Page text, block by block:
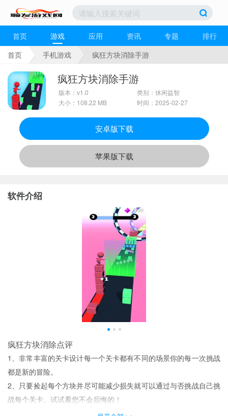
首页 游戏 应用 资讯 专题
排行
首页
手机游戏 疯狂方块消除手游
疯狂方块消除手游
版本：v1.0
大小：108.22 MB
类别：休闲益智
时间：2025-02-27
安卓版下载
苹果版下载
软件介绍
疯狂方块消除点评
1、非常丰富的关卡设计每一个关卡都有不同的场景你的每一次挑战
都是新的冒险。
2、只要捡起每个方块并尽可能减少损失就可以通过与否挑战自己挑
战每个关卡。试试看您不会后悔的！
3、游戏中有着提示的功能闯关过程可以帮助玩家玩家拼装模型也会